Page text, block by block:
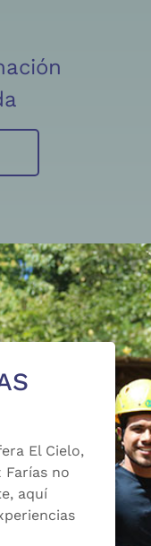
El Cielo,
Farías no
aquí